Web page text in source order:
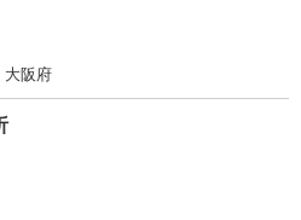
大阪府